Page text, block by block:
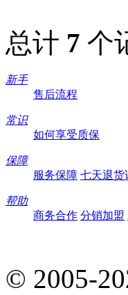
总计 7 个
新手
售后流程
常识
如何享受质保
保障
服务保障 七天退货
帮助
商务合作 分销加盟
© 2005-